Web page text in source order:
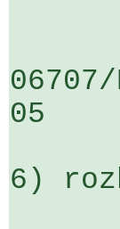
05
6)